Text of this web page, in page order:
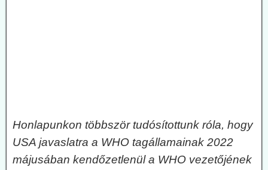
Honlapunkon többször tudósítottunk róla, hogy
USA javaslatra a WHO tagállamainak 2022
májusában kendőzetlenül a WHO vezetőjének